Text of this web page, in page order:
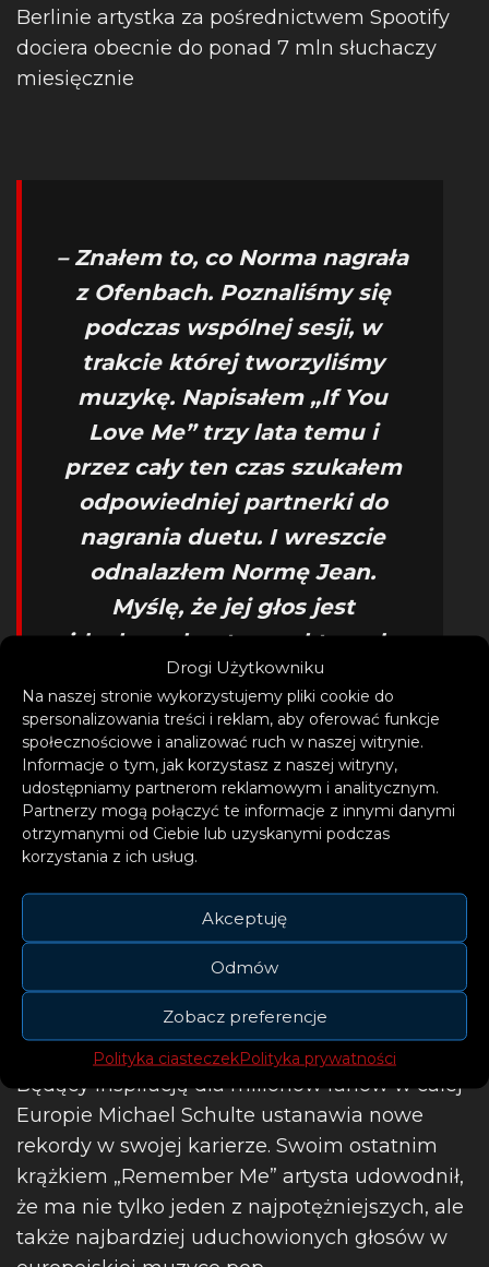
Drogi Użytkowniku
Na naszej stronie wykorzystujemy pliki cookie do
spersonalizowania treści i reklam, aby oferować funkcje
społecznościowe i analizować ruch w naszej witrynie.
Informacje o tym, jak korzystasz z naszej witryny,
udostępniamy partnerom reklamowym i analitycznym.
Partnerzy mogą połączyć te informacje z innymi danymi
otrzymanymi od Ciebie lub uzyskanymi podczas
korzystania z ich usług.
Akceptuję
Odmów
Zobacz preferencje
Polityka ciasteczekPolityka prywatności
Berlinie artystka za pośrednictwem Spootify
dociera obecnie do ponad 7 mln słuchaczy
miesięcznie
– Znałem to, co Norma nagrała
z Ofenbach. Poznaliśmy się
podczas wspólnej sesji, w
trakcie której tworzyliśmy
muzykę. Napisałem „If You
Love Me” trzy lata temu i
przez cały ten czas szukałem
odpowiedniej partnerki do
nagrania duetu. I wreszcie
odnalazłem Normę Jean.
Myślę, że jej głos jest
idealnym kontrapunktem do
mojego wokalu
– komentuje Michael, który za
sprawą nowego singla
pokazał, że ma talent do
tworzenia ballad, które
poruszają publiczność w całej
Europie.
Będący inspiracją dla milionów fanów w całej
Europie Michael Schulte ustanawia nowe
rekordy w swojej karierze. Swoim ostatnim
krążkiem „Remember Me” artysta udowodnił,
że ma nie tylko jeden z najpotężniejszych, ale
także najbardziej uduchowionych głosów w